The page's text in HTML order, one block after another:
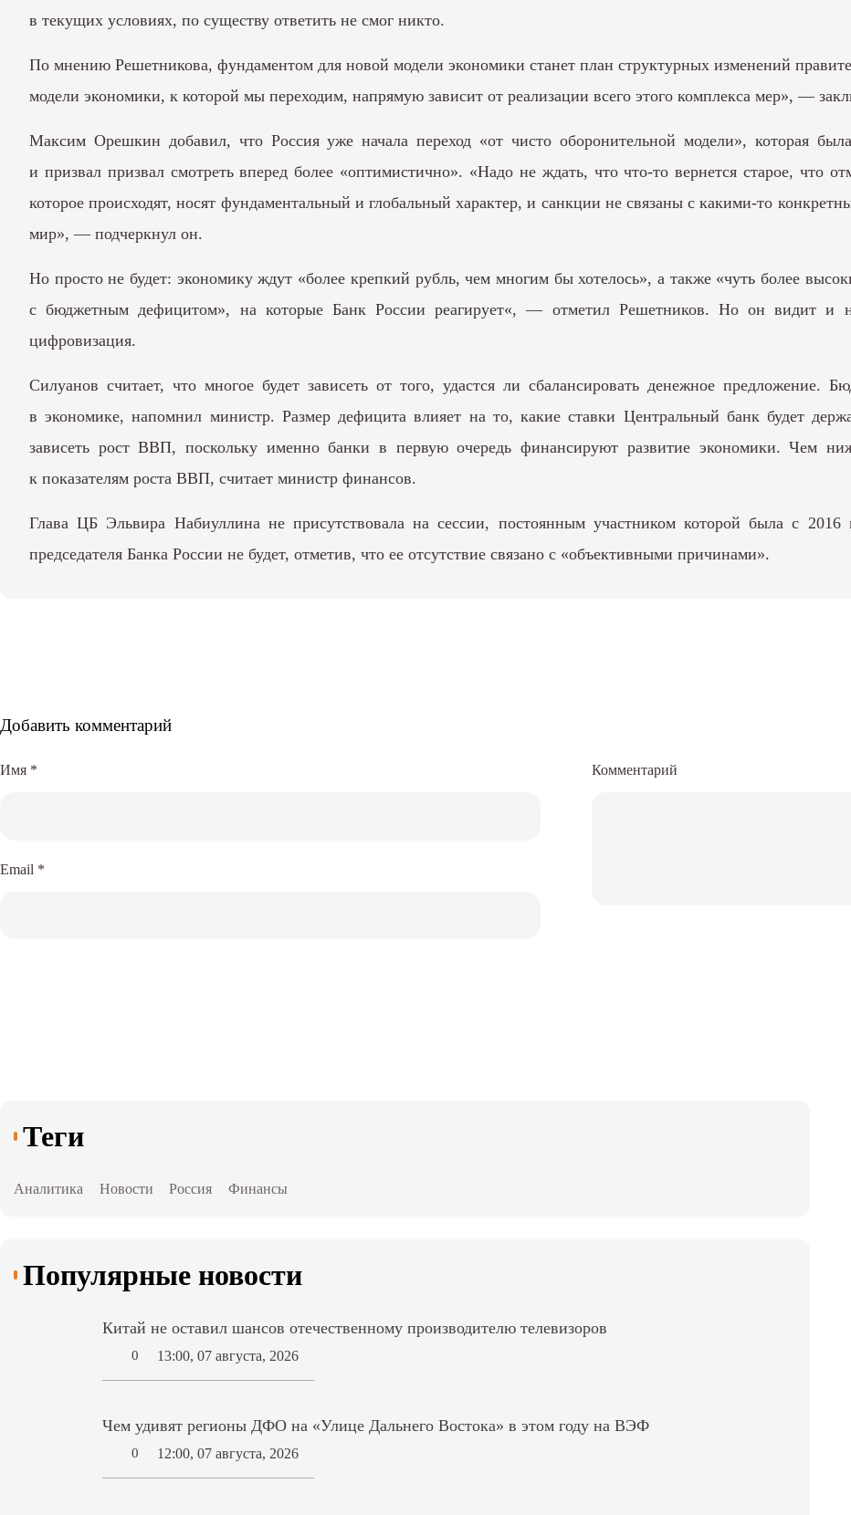
в текущих условиях, по существу ответить не смог никто.
По мнению Решетникова, фундаментом для новой модели экономики станет план структурных изменений
модели экономики, к которой мы переходим, напрямую зависит от реализации всего этого комплекса мер», —
Максим Орешкин добавил, что Россия уже начала переход «от чисто оборонительной модели», которая
и призвал призвал смотреть вперед более «оптимистично». «Надо не ждать, что что-то вернется старое, что
которое происходят, носят фундаментальный и глобальный характер, и санкции не связаны с какими-то
мир», — подчеркнул он.
Но просто не будет: экономику ждут «более крепкий рубль, чем многим бы хотелось», а также «чуть более
с бюджетным дефицитом», на которые Банк России реагирует«, — отметил Решетников. Но он видит и
цифровизация.
Силуанов считает, что многое будет зависеть от того, удастся ли сбалансировать денежное предложение.
в экономике, напомнил министр. Размер дефицита влияет на то, какие ставки Центральный банк будет
зависеть рост ВВП, поскольку именно банки в первую очередь финансируют развитие экономики. Чем
к показателям роста ВВП, считает министр финансов.
Глава ЦБ Эльвира Набиуллина не присутствовала на сессии, постоянным участником которой была с 2016
председателя Банка России не будет, отметив, что ее отсутствие связано с «объективными причинами».
Добавить комментарий
Комментарий
Имя *
Email *
Теги
Аналитика Новости Россия Финансы
Популярные новости
Китай не оставил шансов отечественному производителю телевизоров
0 13:00, 07 августа, 2026
Чем удивят регионы ДФО на «Улице Дальнего Востока» в этом году на ВЭФ
0 12:00, 07 августа, 2026